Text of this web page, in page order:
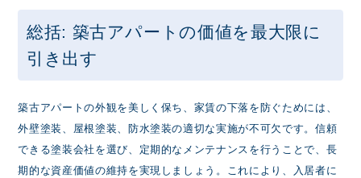
総括: 築古アパートの価値を最大限に
引き出す
築古アパートの外観を美しく保ち、家賃の下落を防ぐためには、
外壁塗装、屋根塗装、防水塗装の適切な実施が不可欠です。信頼
できる塗装会社を選び、定期的なメンテナンスを行うことで、長
期的な資産価値の維持を実現しましょう。これにより、入居者に